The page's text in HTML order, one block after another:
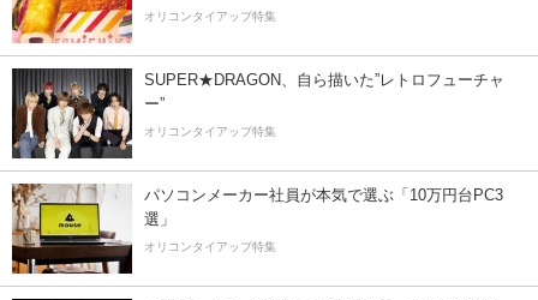
オリコンタイアップ特集
SUPER★DRAGON、自ら描いた”レトロフューチャ
ー”
オリコンタイアップ特集
パソコンメーカー社員が本気で選ぶ「10万円台PC3
選」
オリコンタイアップ特集